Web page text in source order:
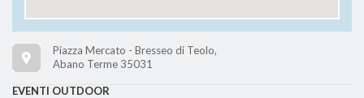
Piazza Mercato - Bresseo di Teolo,
Abano Terme 35031
EVENTI OUTDOOR